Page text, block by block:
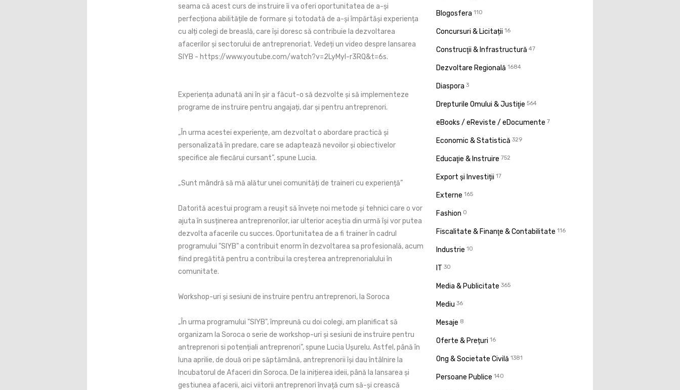
seama că acest curs de instruire îi va oferi oportunitatea de a-și
perfecționa abilitățile de formare și totodată de a-și împărtăși experiența
cu alți colegi de breaslă, care își doresc să contribuie la dezvoltarea
afacerilor și sectorului de antreprenoriat. Vedeți un video despre lansarea
SIYB - https://www.youtube.com/watch?v=2LyMyI-r3RQ&t=6s.
Experiența adunată ani în șir a făcut-o să dezvolte și să implementeze
programe de instruire pentru angajați, dar și pentru antreprenori.
„În urma acestei experiențe, am dezvoltat o abordare practică și
personalizată în predare, care se adaptează nevoilor și obiectivelor
specifice ale fiecărui cursant”, spune Lucia.
„Sunt mândră să mă alătur unei comunități de traineri cu experiență”
Datorită acestui program a reușit să învețe noi metode și tehnici care o vor
ajuta în susținerea antreprenorilor, iar ulterior aceștia din urmă își vor putea
dezvolta afacerile cu succes. Oportunitatea de a fi trainer în cadrul
programului "SIYB" a contribuit enorm în dezvoltarea sa profesională, acum
fiind pregătită pentru a contribui la creșterea antreprenorialului în
comunitate.
Workshop-uri și sesiuni de instruire pentru antreprenori, la Soroca
„În urma programului "SIYB", împreună cu doi colegi, am planificat să
organizam la Soroca o serie de workshop-uri și sesiuni de instruire pentru
antreprenori si potențiali antreprenori”, spune Lucia Ușurelu. Astfel, până în
luna aprilie, de două ori pe săptămână, antreprenorii își dau întâlnire la
Incubatorul de Afaceri din Soroca. De la inițierea ideii, până la lansarea și
gestiunea afacerii, aici viitorii antreprenori învață cum să-și crească
Blogosfera 110
Concursuri & Licitații 16
Construcţii & Infrastructură 47
Dezvoltare Regională 1684
Diaspora 3
Drepturile Omului & Justiţie 564
eBooks / eReviste / eDocumente 7
Economic & Statistică 329
Educaţie & Instruire 752
Export și Investiții 17
Externe 165
Fashion 0
Fiscalitate & Finanţe & Contabilitate 116
Industrie 10
IT 30
Media & Publicitate 365
Mediu 36
Mesaje 8
Oferte & Prețuri 16
Ong & Societate Civilă 1381
Persoane Publice 140